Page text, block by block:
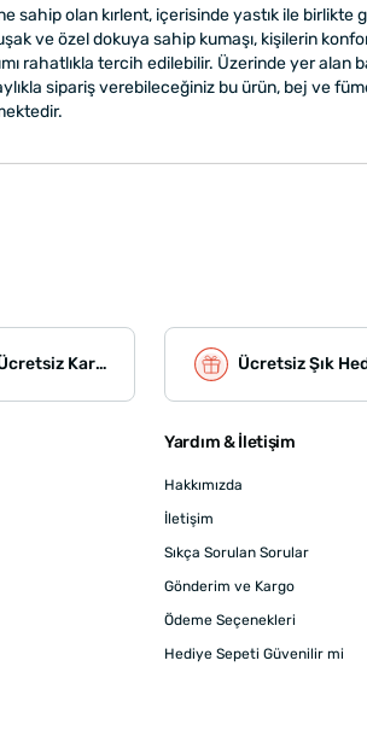
sahip olan kırlent, içerisinde yastık ile birlikte
ve özel dokuya sahip kumaşı, kişilerin
rahatlıkla tercih edilebilir. Üzerinde yer
sipariş verebileceğiniz bu ürün, bej ve
1250 TL Üzeri Ücretsiz Kargo Ücretsiz Şık
Yardım & İletişim
Hakkımızda
İletişim
Sıkça Sorulan Sorular
Gönderim ve Kargo
Ödeme Seçenekleri
Hediye Sepeti Güvenilir mi